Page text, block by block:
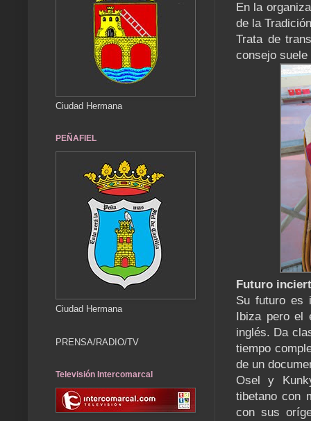
En la
de la
Trata de
consejo
Futuro
Su futuro es
Ibiza pero
inglés. Da
tiempo
de un
Osel y
tibetano con
con sus
Ciudad Hermana
PEÑAFIEL
Ciudad Hermana
PRENSA/RADIO/TV
Televisión Intercomarcal